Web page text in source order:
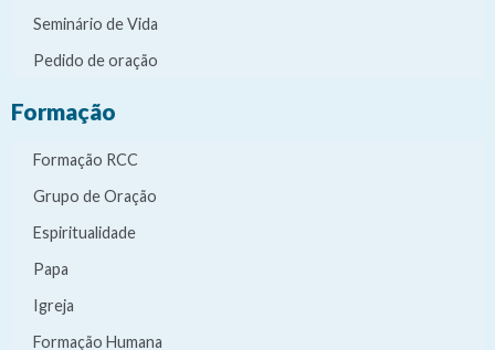
Seminário de Vida
Pedido de oração
Formação
Formação RCC
Grupo de Oração
Espiritualidade
Papa
Igreja
Formação Humana